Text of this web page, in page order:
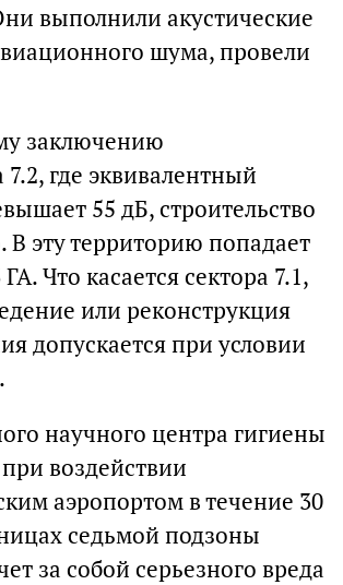
выполнили акустические
шума, провели
заключению
где эквивалентный
55 дБ, строительство
эту территорию попадает
Что касается сектора 7.1,
или реконструкция
допускается при условии
научного центра гигиены
воздействии
аэропортом в течение 30
седьмой подзоны
за собой серьезного вреда